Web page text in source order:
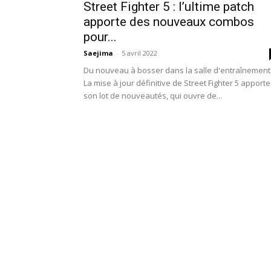
Street Fighter 5 : l’ultime patch
apporte des nouveaux combos
pour...
Saejima - 5 avril 2022
Du nouveau à bosser dans la salle d'entraînement.
La mise à jour définitive de Street Fighter 5 apporte
son lot de nouveautés, qui ouvre de...